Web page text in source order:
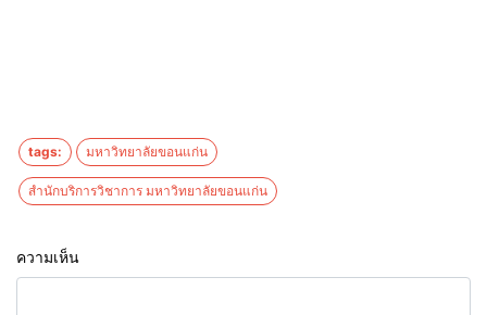
tags: มหาวิทยาลัยขอนแก่น
สำนักบริการวิชาการ มหาวิทยาลัยขอนแก่น
ความเห็น